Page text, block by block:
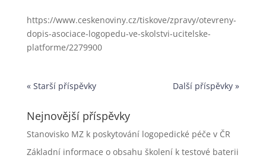
https://www.ceskenoviny.cz/tiskove/zpravy/otevreny-
dopis-asociace-logopedu-ve-skolstvi-ucitelske-
platforme/2279900
« Starší příspěvky Další příspěvky »
Nejnovější příspěvky
Stanovisko MZ k poskytování logopedické péče v ČR
Základní informace o obsahu školení k testové baterii